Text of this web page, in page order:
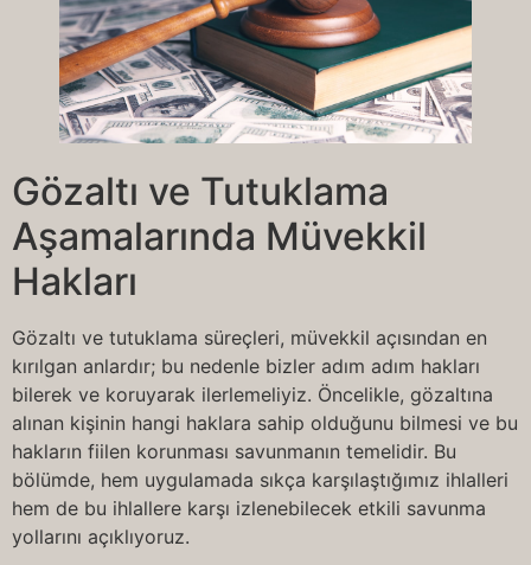
Gözaltı ve Tutuklama
Aşamalarında Müvekkil
Hakları
Gözaltı ve tutuklama süreçleri, müvekkil açısından en
kırılgan anlardır; bu nedenle bizler adım adım hakları
bilerek ve koruyarak ilerlemeliyiz. Öncelikle, gözaltına
alınan kişinin hangi haklara sahip olduğunu bilmesi ve bu
hakların fiilen korunması savunmanın temelidir. Bu
bölümde, hem uygulamada sıkça karşılaştığımız ihlalleri
hem de bu ihlallere karşı izlenebilecek etkili savunma
yollarını açıklıyoruz.